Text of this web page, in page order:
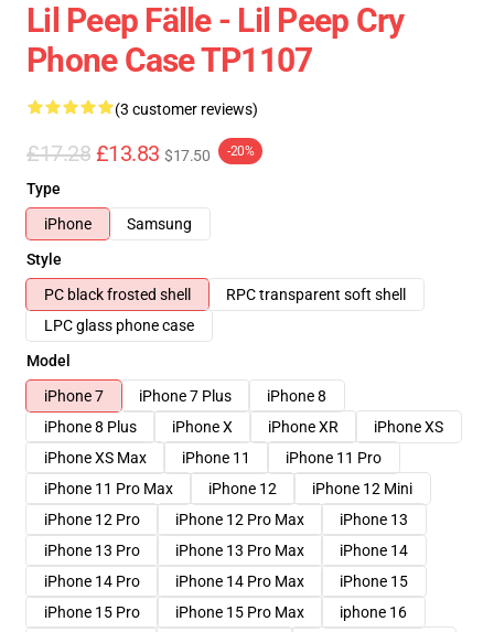
Lil Peep Fälle - Lil Peep Cry
Phone Case TP1107
(3 customer reviews)
£17.28 £13.83 $17.50 -20%
Type
iPhone
Samsung
Style
PC black frosted shell
RPC transparent soft shell
LPC glass phone case
Model
iPhone 7
iPhone 7 Plus
iPhone 8
iPhone 8 Plus
iPhone X iPhone XR
iPhone XS
iPhone XS Max
iPhone 11
iPhone 11 Pro
iPhone 11 Pro Max
iPhone 12
iPhone 12 Mini
iPhone 12 Pro
iPhone 12 Pro Max
iPhone 13
iPhone 13 Pro
iPhone 13 Pro Max
iPhone 14
iPhone 14 Pro
iPhone 14 Pro Max
iPhone 15
iPhone 15 Pro
iPhone 15 Pro Max
iphone 16